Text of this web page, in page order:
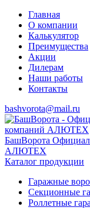
Главная
О компании
Калькулятор
Преимущества
Акции
Дилерам
Наши работы
Контакты
bashvorota@mail.ru
БашВорота
АЛЮТЕХ
Каталог продукции
Гаражные
Секционные
Роллетные